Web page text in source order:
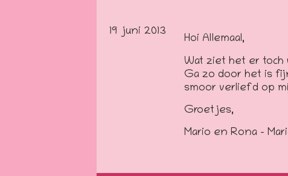
19 juni 2013
Hoi Allemaal,
Wat ziet het er toch
Ga zo door het is
smoor verliefd op
Groetjes,
Mario en Rona –